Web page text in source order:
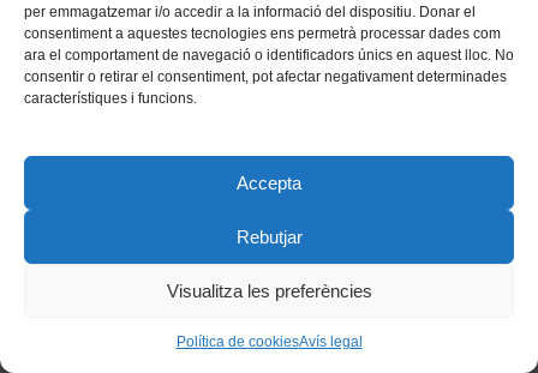
per emmagatzemar i/o accedir a la informació del dispositiu. Donar el
consentiment a aquestes tecnologies ens permetrà processar dades com
ara el comportament de navegació o identificadors únics en aquest lloc. No
consentir o retirar el consentiment, pot afectar negativament determinades
característiques i funcions.
Accepta
Rebutjar
Visualitza les preferències
Política de cookiesAvís legal